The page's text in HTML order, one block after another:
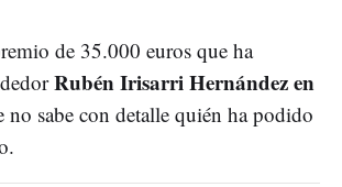
de 35.000 euros que ha
Rubén Irisarri Hernández en
no sabe con detalle quién ha podido